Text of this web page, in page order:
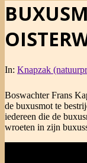
In: Knapzak
Boswachter Frans
de buxusmot te
iedereen die de
wroeten in zijn